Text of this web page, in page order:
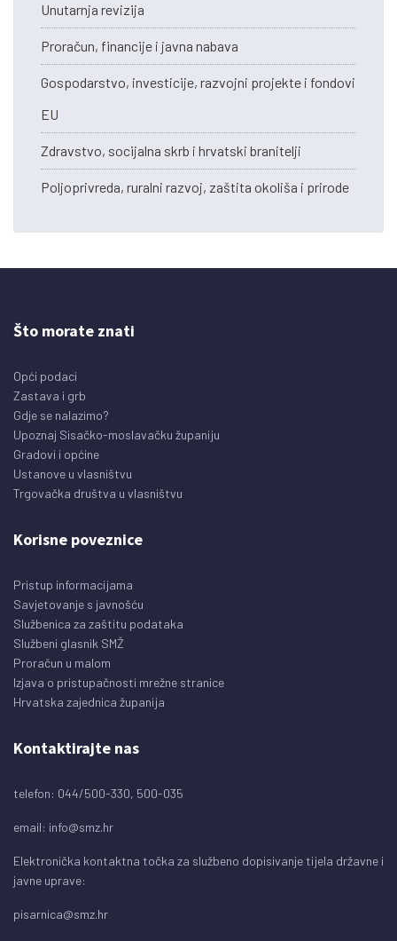
Unutarnja revizija
Proračun, financije i javna nabava
Gospodarstvo, investicije, razvojni projekte i fondovi
EU
Zdravstvo, socijalna skrb i hrvatski branitelji
Poljoprivreda, ruralni razvoj, zaštita okoliša i prirode
Što morate znati
Opći podaci
Zastava i grb
Gdje se nalazimo?
Upoznaj Sisačko-moslavačku županiju
Gradovi i općine
Ustanove u vlasništvu
Trgovačka društva u vlasništvu
Korisne poveznice
Pristup informacijama
Savjetovanje s javnošću
Službenica za zaštitu podataka
Službeni glasnik SMŽ
Proračun u malom
Izjava o pristupačnosti mrežne stranice
Hrvatska zajednica županija
Kontaktirajte nas
telefon: 044/500-330, 500-035
email: info@smz.hr
Elektronička kontaktna točka za službeno dopisivanje tijela državne i
javne uprave:
pisarnica@smz.hr